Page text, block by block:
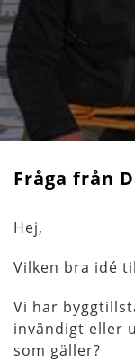
Fråga från
Hej,
Vilken bra idé
Vi har
invändigt eller
som gäller?